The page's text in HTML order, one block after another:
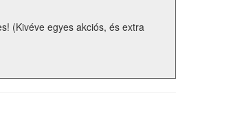
(Kivéve egyes akciós, és extra